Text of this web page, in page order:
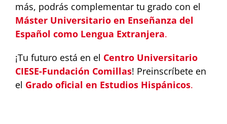
más, podrás complementar tu grado con el
Máster Universitario en Enseñanza del
Español como Lengua Extranjera.
¡Tu futuro está en el Centro Universitario
CIESE-Fundación Comillas! Preinscríbete en
el Grado oficial en Estudios Hispánicos.